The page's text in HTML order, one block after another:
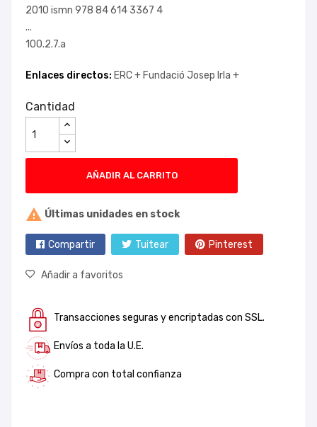
2010 ismn 978 84 614 3367 4
...
100.2.7.a
Enlaces directos: ERC + Fundació Josep Irla +
Cantidad
AÑADIR AL CARRITO
 Últimas unidades en stock
Compartir Tuitear Pinterest
Añadir a favoritos
Transacciones seguras y encriptadas con SSL.
Envíos a toda la U.E.
Compra con total confianza